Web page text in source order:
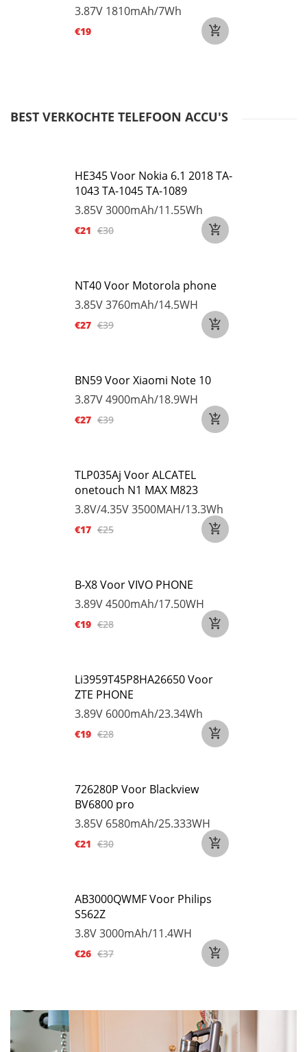
3.87V 1810mAh/7Wh
€19
BEST VERKOCHTE TELEFOON ACCU'S
HE345 Voor Nokia 6.1 2018 TA-
1043 TA-1045 TA-1089
3.85V3000mAh/11.55Wh
€21 €30
NT40 Voor Motorola phone
3.85V3760mAh/14.5WH
€27 €39
BN59 Voor Xiaomi Note 10
3.87V4900mAh/18.9WH
€27 €39
TLP035Aj Voor ALCATEL
onetouch N1 MAX M823
3.8V/4.35V3500MAH/13.3Wh
€17 €25
B-X8 Voor VIVO PHONE
3.89V4500mAh/17.50WH
€19 €28
Li3959T45P8HA26650 Voor
ZTE PHONE
3.89V 6000mAh/23.34Wh
€19 €28
726280P Voor Blackview
BV6800 pro
3.85V 6580mAh/25.333WH
€21 €30
AB3000QWMF Voor Philips
S562Z
3.8V3000mAh/11.4WH
€26 €37